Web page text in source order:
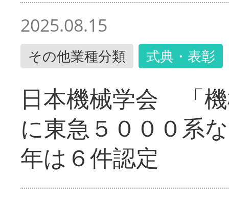
2025.08.15
その他業種分類 式典・表彰
日本機械学会 「
に東急５０００系
年は６件認定